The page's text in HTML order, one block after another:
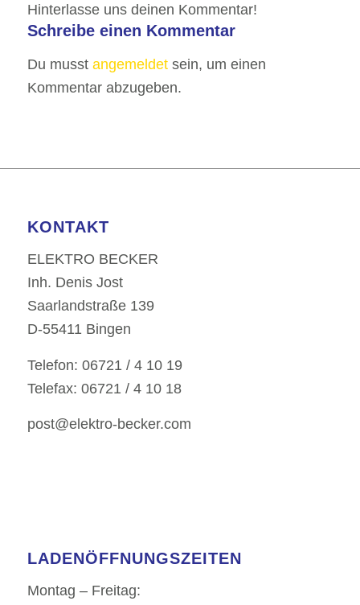
Hinterlasse uns deinen Kommentar!
Schreibe einen Kommentar
Du musst angemeldetsein, um einen
Kommentar abzugeben.
KONTAKT
ELEKTRO BECKER
Inh. Denis Jost
Saarlandstraße 139
D-55411 Bingen
Telefon: 06721 / 4 10 19
Telefax: 06721 / 4 10 18
post@elektro-becker.com
LADENÖFFNUNGSZEITEN
Montag – Freitag: